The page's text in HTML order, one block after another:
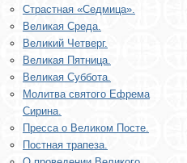
Страстная «Седмица».
Великая Среда.
Великий Четверг.
Великая Пятница.
Великая Суббота.
Молитва святого Ефрема
Сирина.
Пресса о Великом Посте.
Постная трапеза.